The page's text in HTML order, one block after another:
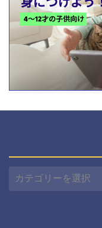
テ